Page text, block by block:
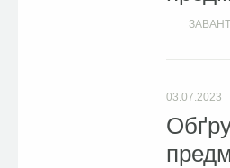
03.07.2023